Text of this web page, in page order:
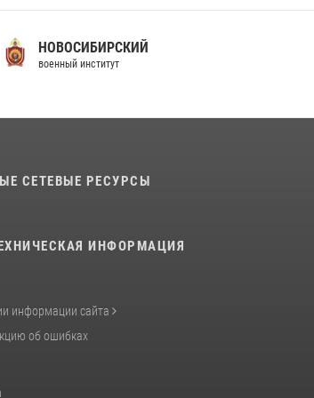
Факультет инженерного обеспечения
05 августа 2026, 10:11 8
проведено военно-политическое
покровителя войск национальной гвардии
НОВОСИБИРСКИЙ
военный институт
СЕТЕВЫЕ РЕСУРСЫ
ИНФОРМАЦИЯ
информации сайта
об ошибках